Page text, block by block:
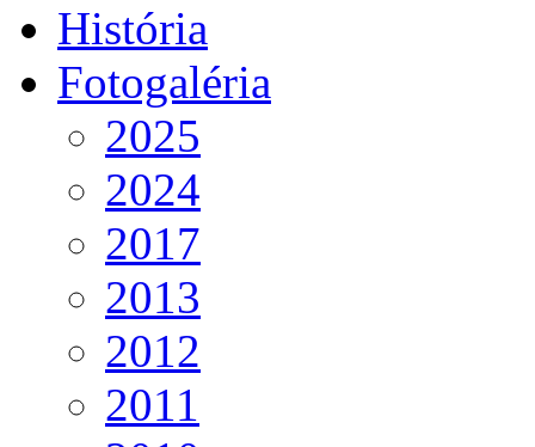
História
Fotogaléria
2025
2024
2017
2013
2012
2011